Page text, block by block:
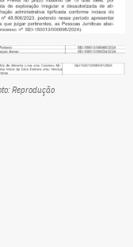
Reprodução